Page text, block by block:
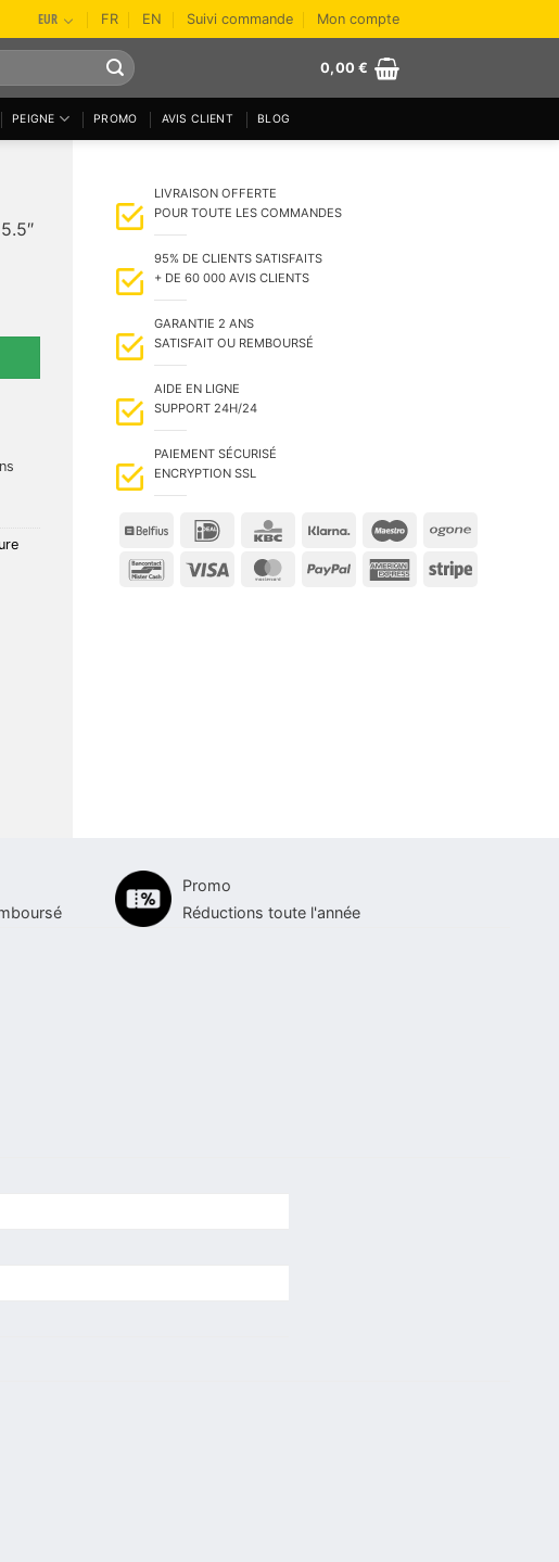
EUR FR EN Suivi commande Mon compte
0,00€
PEIGNE PROMO AVIS CLIENT BLOG
DAMBER
LIVRAISON OFFERTE
POUR TOUTE LES COMMANDES
95% DE CLIENTS SATISFAITS
+ DE 60 000 AVIS CLIENTS
GARANTIE 2 ANS
SATISFAIT OU REMBOURSÉ
AIDE EN LIGNE
SUPPORT 24H/24
PAIEMENT SÉCURISÉ
ENCRYPTION SSL
Belfius IDeal KBC Klarna Maestro
Bancontact
Visa MasterCard
PayPal
AmericanStripe
Promo
Réductions toute l'année